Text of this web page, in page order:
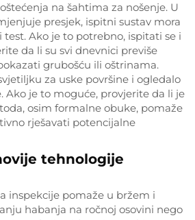
na šahtima za nošenje. U
presjek, ispitni sustav mora
Ako je to potrebno, ispitati se i
da li su svi dnevnici previše
grubošću ili oštrinama.
za uske površine i ogledalo
Ako je to moguće, provjerite da li je
osim formalne obuke, pomaže
rješavati potencijalne
tehnologije
inspekcije pomaže u bržem i
habanja na ročnoj osovini nego